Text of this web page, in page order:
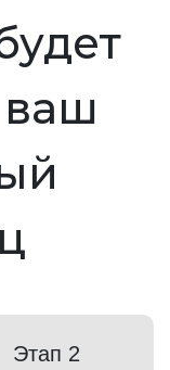
ваш
Этап 2